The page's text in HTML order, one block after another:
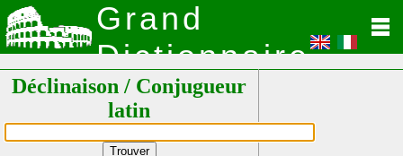
Grand
Dictionnaire
Latin
Déclinaison / Conjugueur
latin